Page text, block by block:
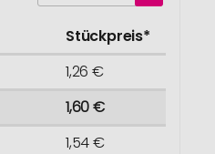
Stückpreis*
1,26 €
1,60 €
1,54 €